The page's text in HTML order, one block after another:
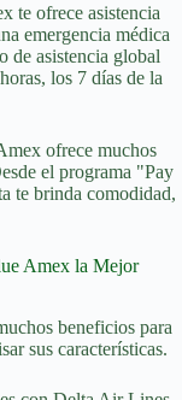
te ofrece asistencia
emergencia médica
de asistencia global
los 7 días de la
ofrece muchos
el programa "Pay
te brinda comodidad,
Amex la Mejor
beneficios para
sus características.